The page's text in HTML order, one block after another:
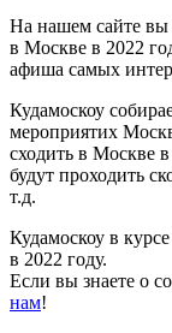
На нашем сайте вы
в Москве в 2022
афиша самых
Кудамоскоу
мероприятих
сходить в Москве
будут проходить
т.д.
Кудамоскоу в курсе
в 2022 году.
Если вы знаете о
нам!